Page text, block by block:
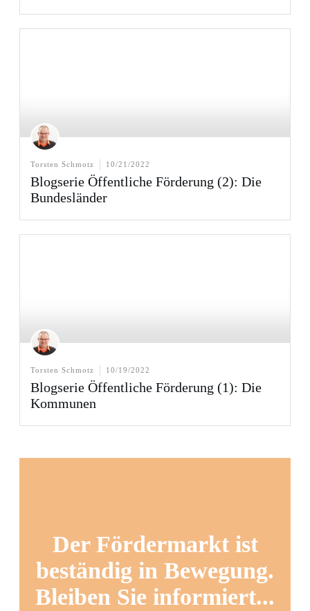
Torsten Schmotz 10/21/2022
Blogserie Öffentliche Förderung (2): Die
Bundesländer
Torsten Schmotz 10/19/2022
Blogserie Öffentliche Förderung (1): Die
Kommunen
Der Fördermarkt ist
beständig in Bewegung.
Bleiben Sie informiert...